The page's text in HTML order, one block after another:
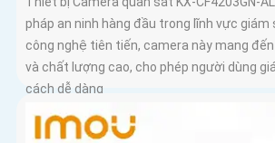
pháp an ninh hàng đầu trong lĩnh vực giám
công nghệ tiên tiến, camera này mang
và chất lượng cao, cho phép người dùng
cách dễ dàng